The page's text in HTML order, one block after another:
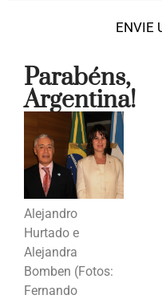
ENVIE
Parabéns,
Argentina!
Alejandro
Hurtado e
Alejandra
Bomben (Fotos:
Fernando